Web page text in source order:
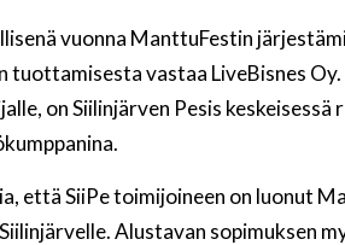
vuonna ManttuFestin
tuottamisesta vastaa LiveBisnes
on Siilinjärven Pesis keskeisessä
että SiiPe toimijoineen on luonut
Alustavan sopimuksen